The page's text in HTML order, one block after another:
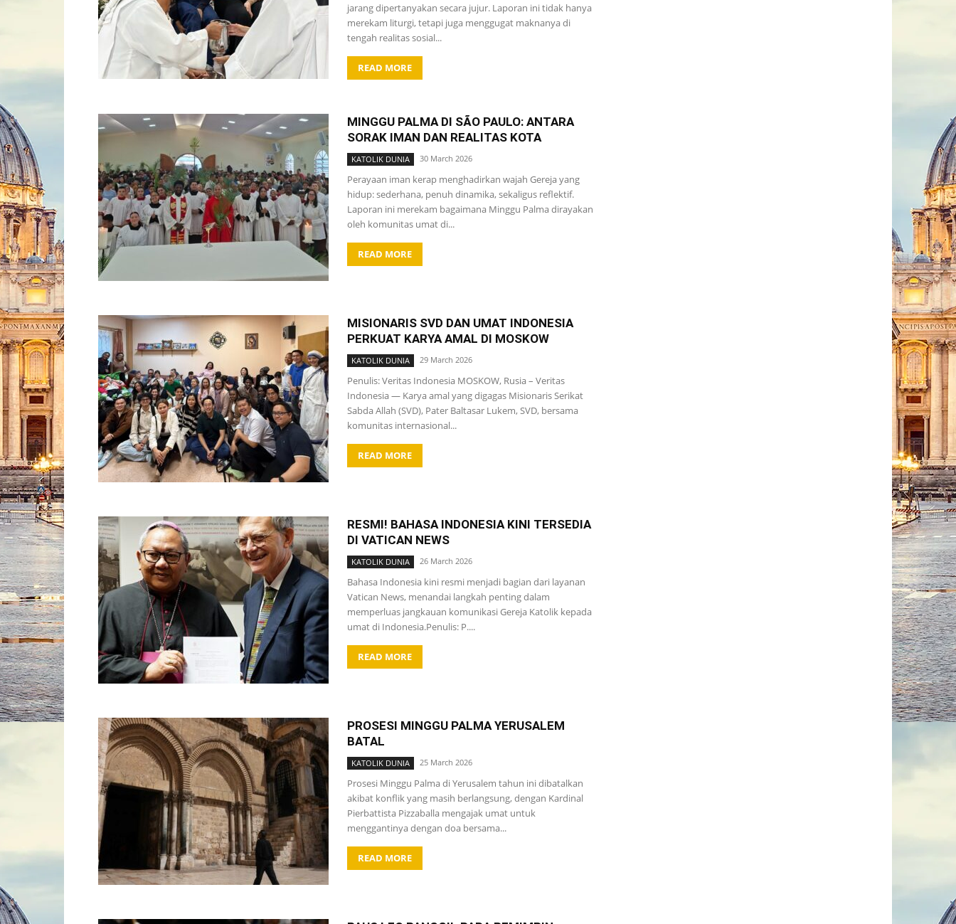
jarang dipertanyakan secara jujur. Laporan ini tidak hanya
merekam liturgi, tetapi juga menggugat maknanya di
tengah realitas sosial...
READ MORE
MINGGU PALMA DI SÃO PAULO: ANTARA
SORAK IMAN DAN REALITAS KOTA
KATOLIK DUNIA 30 March 2026
Perayaan iman kerap menghadirkan wajah Gereja yang
hidup: sederhana, penuh dinamika, sekaligus reflektif.
Laporan ini merekam bagaimana Minggu Palma dirayakan
oleh komunitas umat di...
READ MORE
MISIONARIS SVD DAN UMAT INDONESIA
PERKUAT KARYA AMAL DI MOSKOW
KATOLIK DUNIA 29 March 2026
Penulis: Veritas Indonesia MOSKOW, Rusia – Veritas
Indonesia — Karya amal yang digagas Misionaris Serikat
Sabda Allah (SVD), Pater Baltasar Lukem, SVD, bersama
komunitas internasional...
READ MORE
RESMI! BAHASA INDONESIA KINI TERSEDIA
DI VATICAN NEWS
KATOLIK DUNIA 26 March 2026
Bahasa Indonesia kini resmi menjadi bagian dari layanan
Vatican News, menandai langkah penting dalam
memperluas jangkauan komunikasi Gereja Katolik kepada
umat di Indonesia.Penulis: P....
READ MORE
PROSESI MINGGU PALMA YERUSALEM
BATAL
KATOLIK DUNIA 25 March 2026
Prosesi Minggu Palma di Yerusalem tahun ini dibatalkan
akibat konflik yang masih berlangsung, dengan Kardinal
Pierbattista Pizzaballa mengajak umat untuk
menggantinya dengan doa bersama...
READ MORE